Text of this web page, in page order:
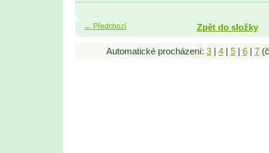
← Předchozí Zpět do složky
Automatické procházení: 3| 4| 5| 6| 7